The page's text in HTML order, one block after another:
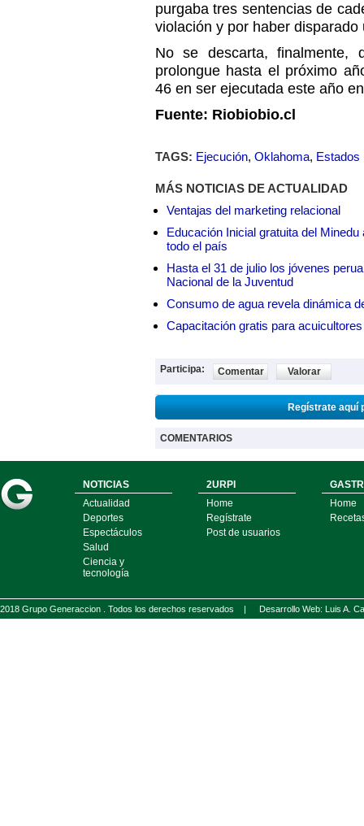
purgaba tres sentencias de
violación y por haber
No se descarta, finalmente,
prolongue hasta el próximo
46 en ser ejecutada este año
Fuente: Riobiobio.cl
TAGS: Ejecución, Oklahoma, Estados
MÁS NOTICIAS DE ACTUALIDAD
Ventajas del marketing relacional
Educación Inicial gratuita del
todo el país
Hasta el 31 de julio los jóvenes
Nacional de la Juventud
Consumo de agua revela dinámica
Capacitación gratis para
Participa: Comentar Valorar
Regístrate aquí
COMENTARIOS
NOTICIAS
Actualidad
Deportes
Espectáculos
Salud
Ciencia y
tecnología
2URPI
Home
Regístrate
Post de usuarios
Home
2018 Grupo Generaccion . Todos los derechos reservados | Desarrollo Web: Luis